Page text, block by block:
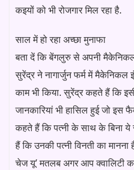
कइयों को भी रोजगार मिल रहा है.
साल में हो रहा अच्छा मुनाफा
बता दें कि बेंगलुरु से अपनी मैकेनिकल
सुरेंद्र ने नागार्जुन फर्म में
काम भी किया. सुरेंद्र कहते हैं कि
जानकारियां भी हासिल हुई जो इस
कहते हैं कि पत्नी के साथ के बिना ये
हैं कि उनकी पत्नी विनती का मानना
चेज यू’ मतलब अगर आप क्वालिटी